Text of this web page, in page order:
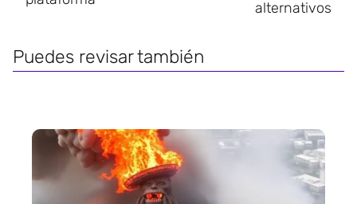
alternativos
Puedes revisar también